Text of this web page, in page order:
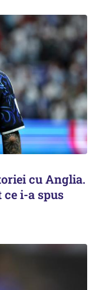
cu Anglia.
i-a spus